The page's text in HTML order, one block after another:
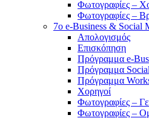
Φωτογραφίες –
Φωτογραφίες –
7o e-Business & Social
Απολογισμός
Επισκόπηση
Πρόγραμμα e-
Πρόγραμμα
Πρόγραμμα
Χορηγοί
Φωτογραφίες –
Φωτογραφίες –